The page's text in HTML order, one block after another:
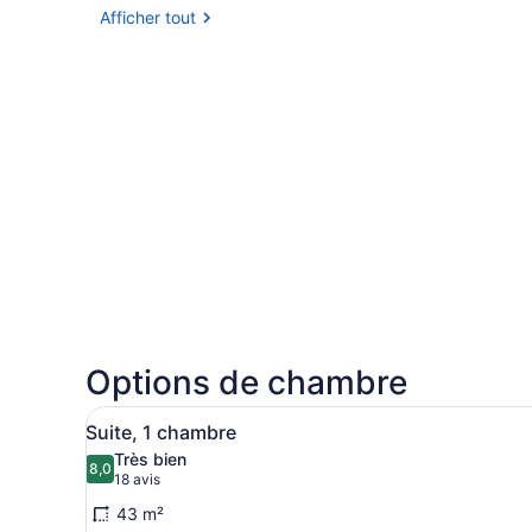
Afficher tout
Options de chambre
Afficher
toutes
les
photos
Une chambre d’hôtel
5
Suite, 1 chambre
8,08,0 sur 10
Très bien
18 avis
(18 avis)
43 m²